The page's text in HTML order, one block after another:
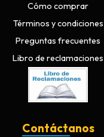
Cómo comprar
Términos y condiciones
Preguntas frecuentes
Libro de reclamaciones
Contáctanos